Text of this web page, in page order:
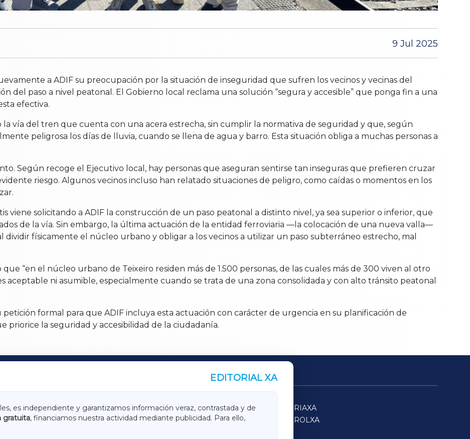
9 Jul 2025
a ADIF su preocupación por la situación de inseguridad que sufren los vecinos y vecinas del
del paso a nivel peatonal. El Gobierno local reclama una solución “segura y accesible” que ponga fin a una
efectiva.
vía del tren que cuenta con una acera estrecha, sin cumplir la normativa de seguridad y que, según
peligrosa los días de lluvia, cuando se llena de agua y barro. Esta situación obliga a muchas personas a
Según recoge el Ejecutivo local, hay personas que aseguran sentirse tan inseguras que prefieren cruzar
riesgo. Algunos vecinos incluso han relatado situaciones de peligro, como caídas o momentos en los
viene solicitando a ADIF la construcción de un paso peatonal a distinto nivel, ya sea superior o inferior, que
de la vía. Sin embargo, la última actuación de la entidad ferroviaria —la colocación de una nueva valla—
dividir físicamente el núcleo urbano y obligar a los vecinos a utilizar un paso subterráneo estrecho, mal
que “en el núcleo urbano de Teixeiro residen más de 1.500 personas, de las cuales más de 300 viven al otro
aceptable ni asumible, especialmente cuando se trata de una zona consolidada y con alto tránsito peatonal
petición formal para que ADIF incluya esta actuación con carácter de urgencia en su planificación de
priorice la seguridad y accesibilidad de la ciudadanía.
EDITORIAL XA
es independiente y garantizamos información veraz, contrastada y de
gratuita, financiamos nuestra actividad mediante publicidad. Para ello,
TERRACHAXA
SARRIAXA
ACORUÑAXA
FERROLXA